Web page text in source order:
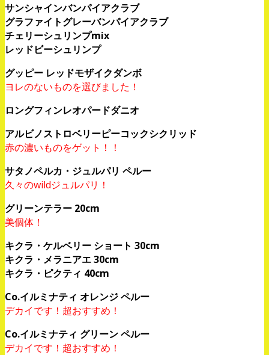
サンシャインバンパイアクラブ
グラファイトグレーバンパイアクラブ
チェリーシュリンプmix
レッドビーシュリンプ
グッピー レッドモザイクダンボ
ヨレのないものを選びました！
ロングフィンレオパードダニオ
アルビノストロベリーピーコックシクリッド
赤の濃いものをゲット！！
サタノペルカ・ジュルパリ ペルー
久々のwildジュルパリ！
グリーンテラー 20cm
美個体！
キクラ・ケルベリー ショート 30cm
キクラ・メラニアエ 30cm
キクラ・ピクティ 40cm
Co.イルミナティ オレンジ ペルー
デカイです！超おすすめ！
Co.イルミナティ グリーン ペルー
デカイです！超おすすめ！